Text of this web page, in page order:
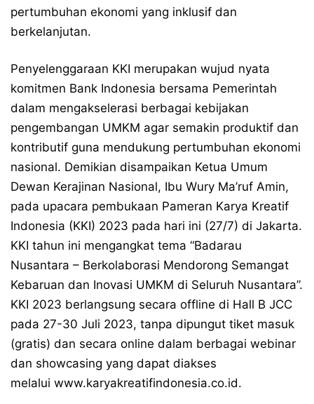
pertumbuhan ekonomi yang inklusif dan
berkelanjutan.
Penyelenggaraan KKI merupakan wujud nyata
komitmen Bank Indonesia bersama Pemerintah
dalam mengakselerasi berbagai kebijakan
pengembangan UMKM agar semakin produktif dan
kontributif guna mendukung pertumbuhan ekonomi
nasional. Demikian disampaikan Ketua Umum
Dewan Kerajinan Nasional, Ibu Wury Ma’ruf Amin,
pada upacara pembukaan Pameran Karya Kreatif
Indonesia (KKI) 2023 pada hari ini (27/7) di Jakarta.
KKI tahun ini mengangkat tema “Badarau
Nusantara – Berkolaborasi Mendorong Semangat
Kebaruan dan Inovasi UMKM di Seluruh Nusantara”.
KKI 2023 berlangsung secara offline di Hall B JCC
pada 27-30 Juli 2023, tanpa dipungut tiket masuk
(gratis) dan secara online dalam berbagai webinar
dan showcasing yang dapat diakses
melalui www.karyakreatifindonesia.co.id.